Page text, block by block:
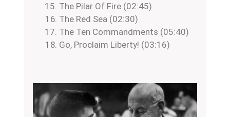
The Pilar Of Fire (02:45)
The Red Sea (02:30)
The Ten Commandments (05:40)
Go, Proclaim Liberty! (03:16)